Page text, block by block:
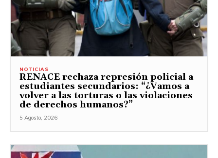
NOTICIAS
RENACE rechaza represión policial a
estudiantes secundarios: “¿Vamos a
volver a las torturas o las violaciones
de derechos humanos?”
5 Agosto, 2026